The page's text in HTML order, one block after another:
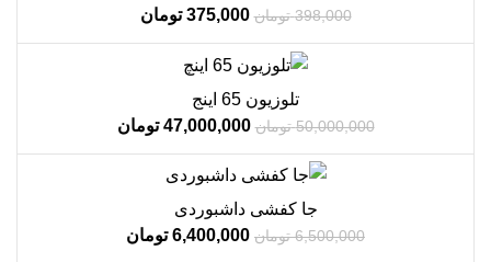
398,000 تومان 375,000 تومان
تلوزیون 65 اینج
50,000,000 تومان 47,000,000 تومان
جا کفشی داشبوردی
6,500,000 تومان 6,400,000 تومان